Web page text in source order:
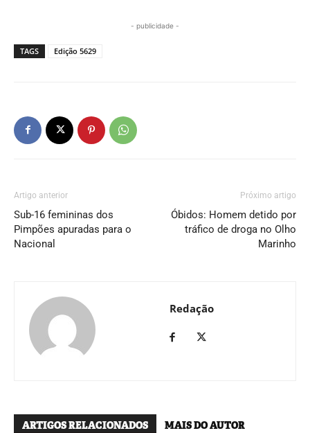
- publicidade -
TAGS Edição 5629
Artigo anterior
Sub-16 femininas dos
Pimpões apuradas para o
Nacional
Próximo artigo
Óbidos: Homem detido por
tráfico de droga no Olho
Marinho
Redação
ARTIGOS RELACIONADOS MAIS DO AUTOR